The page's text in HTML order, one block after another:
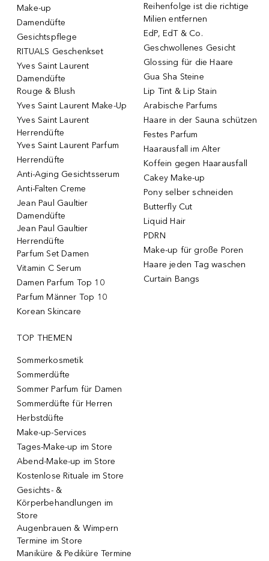
Make-up
Damendüfte
Gesichtspflege
RITUALS Geschenkset
Yves Saint Laurent
Damendüfte
Rouge & Blush
Yves Saint Laurent Make-Up
Yves Saint Laurent
Herrendüfte
Yves Saint Laurent Parfum
Herrendüfte
Anti-Aging Gesichtsserum
Anti-Falten Creme
Jean Paul Gaultier
Damendüfte
Jean Paul Gaultier
Herrendüfte
Parfum Set Damen
Vitamin C Serum
Damen Parfum Top 10
Parfum Männer Top 10
Korean Skincare
Reihenfolge ist die richtige
Milien entfernen
EdP, EdT & Co.
Geschwollenes Gesicht
Glossing für die Haare
Gua Sha Steine
Lip Tint & Lip Stain
Arabische Parfums
Haare in der Sauna schützen
Festes Parfum
Haarausfall im Alter
Koffein gegen Haarausfall
Cakey Make-up
Pony selber schneiden
Butterfly Cut
Liquid Hair
PDRN
Make-up für große Poren
Haare jeden Tag waschen
Curtain Bangs
TOP THEMEN
Sommerkosmetik
Sommerdüfte
Sommer Parfum für Damen
Sommerdüfte für Herren
Herbstdüfte
Make-up-Services
Tages-Make-up im Store
Abend-Make-up im Store
Kostenlose Rituale im Store
Gesichts- &
Körperbehandlungen im
Store
Augenbrauen & Wimpern
Termine im Store
Maniküre & Pediküre Termine